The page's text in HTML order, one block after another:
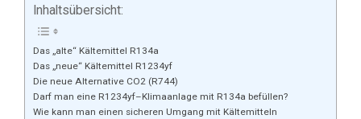
Inhaltsübersicht:
Das „alte“ Kältemittel R134a
Das „neue“ Kältemittel R1234yf
Die neue Alternative CO2 (R744)
Darf man eine R1234yf–Klimaanlage mit R134a befüllen?
Wie kann man einen sicheren Umgang mit Kältemitteln